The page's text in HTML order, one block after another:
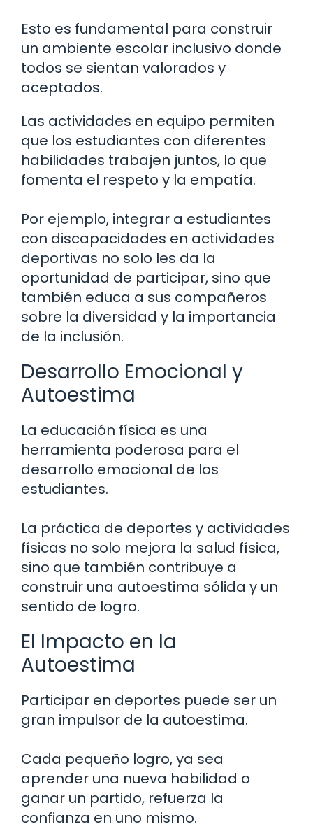
Esto es fundamental para construir
un ambiente escolar inclusivo donde
todos se sientan valorados y
aceptados.
Las actividades en equipo permiten
que los estudiantes con diferentes
habilidades trabajen juntos, lo que
fomenta el respeto y la empatía.
Por ejemplo, integrar a estudiantes
con discapacidades en actividades
deportivas no solo les da la
oportunidad de participar, sino que
también educa a sus compañeros
sobre la diversidad y la importancia
de la inclusión.
Desarrollo Emocional y
Autoestima
La educación física es una
herramienta poderosa para el
desarrollo emocional de los
estudiantes.
La práctica de deportes y actividades
físicas no solo mejora la salud física,
sino que también contribuye a
construir una autoestima sólida y un
sentido de logro.
El Impacto en la
Autoestima
Participar en deportes puede ser un
gran impulsor de la autoestima.
Cada pequeño logro, ya sea
aprender una nueva habilidad o
ganar un partido, refuerza la
confianza en uno mismo.